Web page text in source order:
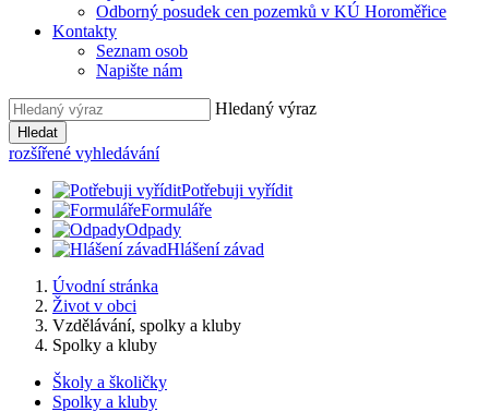
Odborný posudek cen pozemků v KÚ Horoměřice
Kontakty
Seznam osob
Napište nám
Hledaný výraz
Hledat
rozšířené vyhledávání
Potřebuji vyřídit
Formuláře
Odpady
Hlášení závad
Úvodní stránka
Život v obci
Vzdělávání, spolky a kluby
Spolky a kluby
Školy a školičky
Spolky a kluby